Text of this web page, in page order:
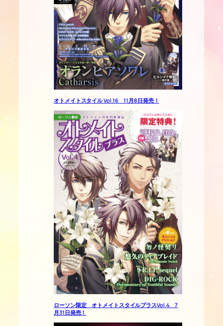
オトメイトスタイル Vol.16 11月8日発売！
ローソン限定 オトメイトスタイルプラスVol.4 7
月31日発売！